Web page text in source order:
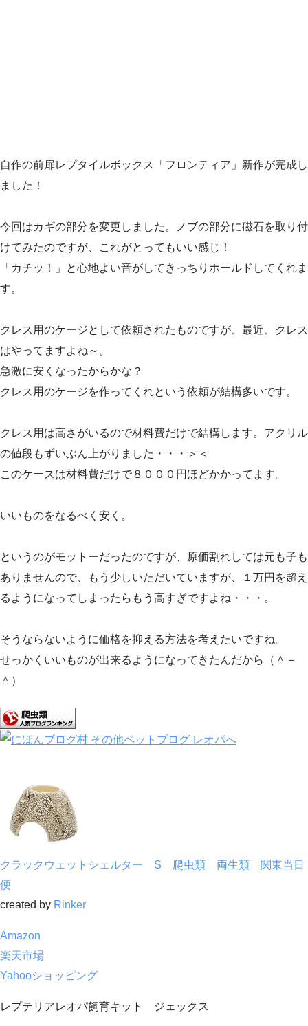
自作の前扉レプタイルボックス「フロンティア」新作が完成し
ました！
今回はカギの部分を変更しました。ノブの部分に磁石を取り付
けてみたのですが、これがとってもいい感じ！
「カチッ！」と心地よい音がしてきっちりホールドしてくれま
す。
クレス用のケージとして依頼されたものですが、最近、クレス
はやってますよね～。
急激に安くなったからかな？
クレス用のケージを作ってくれという依頼が結構多いです。
クレス用は高さがいるので材料費だけで結構します。アクリル
の値段もずいぶん上がりました・・・＞＜
このケースは材料費だけで８０００円ほどかかってます。
いいものをなるべく安く。
というのがモットーだったのですが、原価割れしては元も子も
ありませんので、もう少しいただいていますが、１万円を超え
るようになってしまったらもう高すぎですよね・・・。
そうならないように価格を抑える方法を考えたいですね。
せっかくいいものが出来るようになってきたんだから（＾－
＾）
クラックウェットシェルター S 爬虫類 両生類 関東当日
便
created by Rinker
Amazon
楽天市場
Yahooショッピング
レプテリアレオパ飼育キット ジェックス